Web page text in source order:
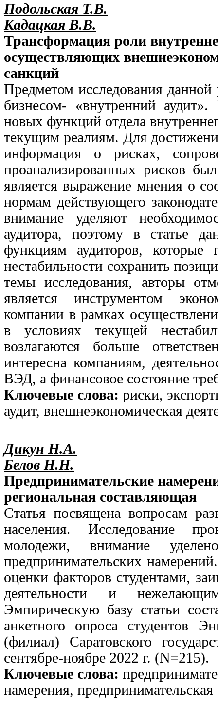
Подольская Т.В.
Кадацкая В.В.
Трансформация роли
осуществляющих
санкций
Предметом исследования данной
бизнесом- «внутренний
новых функций отдела
текущим реалиям. Для
информация о рисках,
проанализированных рисков
является выражение мнения о
нормам действующего
внимание уделяют
аудитора, поэтому в статье
функциям аудиторов,
нестабильности сохранить
темы исследования, авторы
является инструментом
компании в рамках
в условиях текущей
возлагаются больше
интересна компаниям,
ВЭД, а финансовое состояние
Ключевые слова: риски,
аудит, внешнеэкономическая
Дикун Н.А.
Белов Н.Н.
Предпринимательские
региональная составляющая
Статья посвящена вопросам
населения. Исследование
молодежи, внимание
предпринимательских
оценки факторов студентами,
деятельности и
Эмпирическую базу статьи
анкетного опроса студентов
(филиал) Саратовского
сентябре-ноябре 2022 г. (N=215).
Ключевые слова:
намерения,